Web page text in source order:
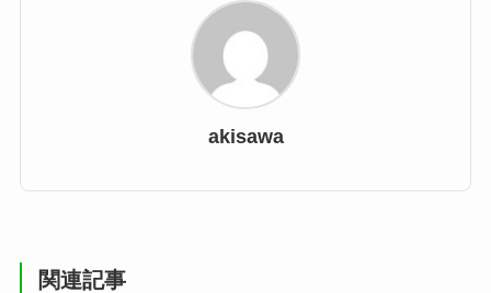
akisawa
関連記事